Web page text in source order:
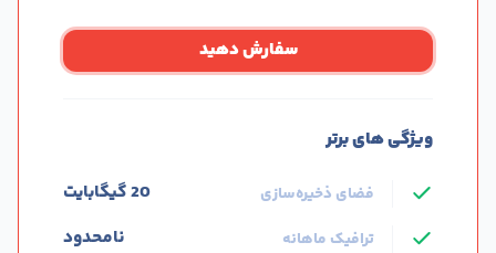
سفارش دهید
ویژگی های برتر
فضای ذخیره‌سازی 20 گیگابایت
ترافیک ماهانه نامحدود